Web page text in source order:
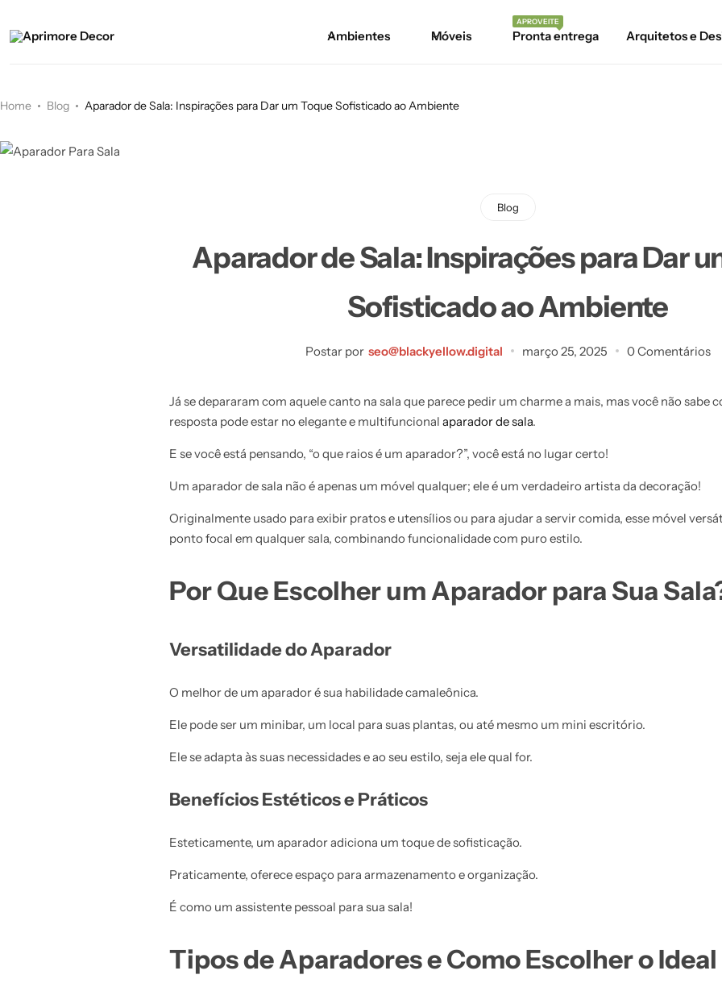
Ambientes Móveis Pronta entrega
APROVEITE
Arquitetos e
Home Blog Aparador de Sala: Inspirações para Dar um Toque Sofisticado ao Ambiente
Blog
Aparador de Sala: Inspirações para Dar
Sofisticado ao Ambiente
Postar por seo@blackyellow.digital março 25, 2025 0 Comentários
Já se depararam com aquele canto na sala que parece pedir um charme a mais, mas você não sabe
resposta pode estar no elegante e multifuncional aparador de sala.
E se você está pensando, “o que raios é um aparador?”, você está no lugar certo!
Um aparador de sala não é apenas um móvel qualquer; ele é um verdadeiro artista da decoração!
Originalmente usado para exibir pratos e utensílios ou para ajudar a servir comida, esse móvel
ponto focal em qualquer sala, combinando funcionalidade com puro estilo.
Por Que Escolher um Aparador para Sua
Versatilidade do Aparador
O melhor de um aparador é sua habilidade camaleônica.
Ele pode ser um minibar, um local para suas plantas, ou até mesmo um mini escritório.
Ele se adapta às suas necessidades e ao seu estilo, seja ele qual for.
Benefícios Estéticos e Práticos
Esteticamente, um aparador adiciona um toque de sofisticação.
Praticamente, oferece espaço para armazenamento e organização.
É como um assistente pessoal para sua sala!
Tipos de Aparadores e Como Escolher o Ideal